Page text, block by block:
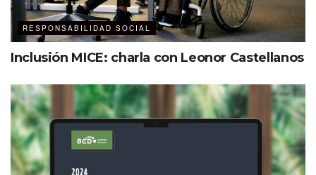
RESPONSABILIDAD SOCIAL
Inclusión MICE: charla con Leonor Castellanos